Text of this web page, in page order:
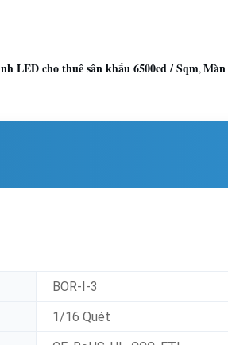
LED cho thuê sân khấu 6500cd / Sqm,Màn
BOR-I-3
1/16 Quét